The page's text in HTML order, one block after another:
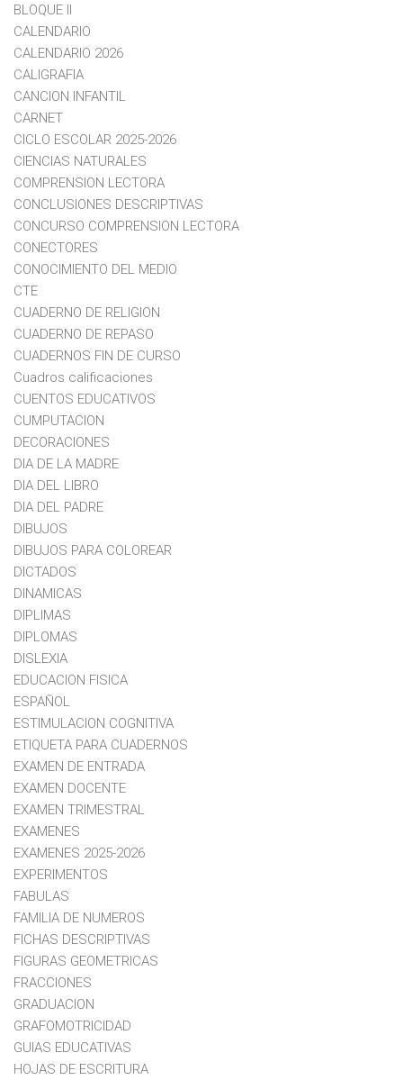
BLOQUE II
CALENDARIO
CALENDARIO 2026
CALIGRAFIA
CANCION INFANTIL
CARNET
CICLO ESCOLAR 2025-2026
CIENCIAS NATURALES
COMPRENSION LECTORA
CONCLUSIONES DESCRIPTIVAS
CONCURSO COMPRENSION LECTORA
CONECTORES
CONOCIMIENTO DEL MEDIO
CTE
CUADERNO DE RELIGION
CUADERNO DE REPASO
CUADERNOS FIN DE CURSO
Cuadros calificaciones
CUENTOS EDUCATIVOS
CUMPUTACION
DECORACIONES
DIA DE LA MADRE
DIA DEL LIBRO
DIA DEL PADRE
DIBUJOS
DIBUJOS PARA COLOREAR
DICTADOS
DINAMICAS
DIPLIMAS
DIPLOMAS
DISLEXIA
EDUCACION FISICA
ESPAÑOL
ESTIMULACION COGNITIVA
ETIQUETA PARA CUADERNOS
EXAMEN DE ENTRADA
EXAMEN DOCENTE
EXAMEN TRIMESTRAL
EXAMENES
EXAMENES 2025-2026
EXPERIMENTOS
FABULAS
FAMILIA DE NUMEROS
FICHAS DESCRIPTIVAS
FIGURAS GEOMETRICAS
FRACCIONES
GRADUACION
GRAFOMOTRICIDAD
GUIAS EDUCATIVAS
HOJAS DE ESCRITURA